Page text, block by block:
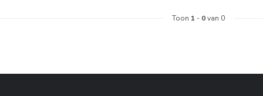
Toon 1 - 0van 0